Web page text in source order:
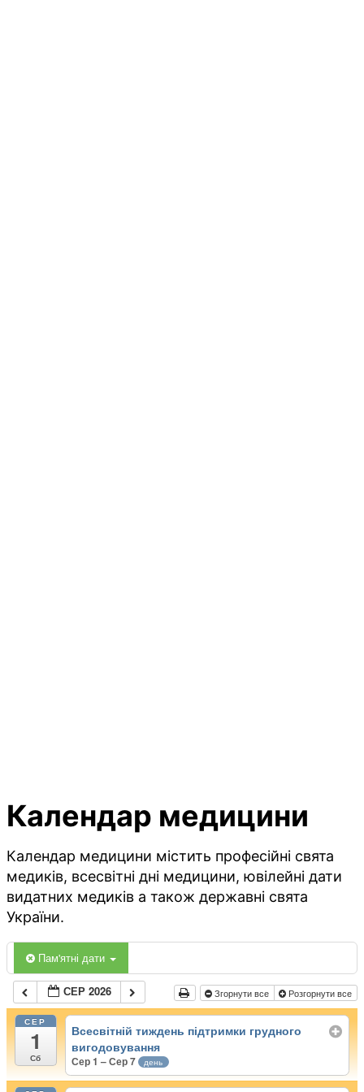
Календар медицини
Календар медицини містить професійні свята
медиків, всесвітні дні медицини, ювілейні дати
видатних медиків а також державні свята
України.
Пам'ятні дати
СЕР 2026 Згорнути все Розгорнути все
СЕР
1
Сб
Всесвітній тиждень підтримки грудного
вигодовування
Сер 1 – Сер 7 день